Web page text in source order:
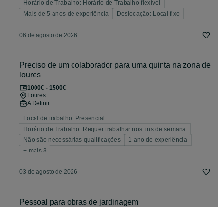
Horário de Trabalho: Horário de Trabalho flexível
Mais de 5 anos de experiência
Deslocação: Local fixo
06 de agosto de 2026
Preciso de um colaborador para uma quinta na zona de
loures
1000€ - 1500€
Loures
A Definir
Local de trabalho: Presencial
Horário de Trabalho: Requer trabalhar nos fins de semana
Não são necessárias qualificações
1 ano de experiência
+ mais 3
03 de agosto de 2026
Pessoal para obras de jardinagem